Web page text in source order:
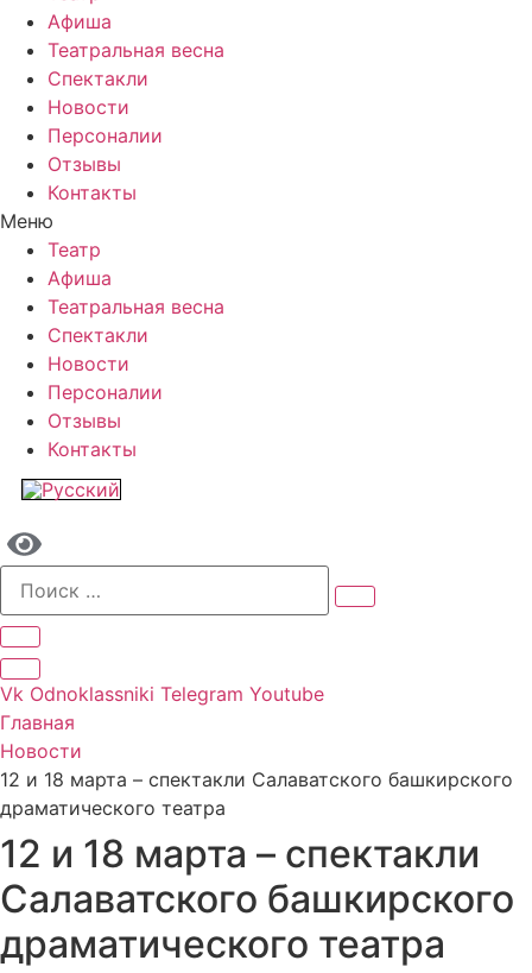
Афиша
Театральная весна
Спектакли
Новости
Персоналии
Отзывы
Контакты
Меню
Театр
Афиша
Театральная весна
Спектакли
Новости
Персоналии
Отзывы
Контакты
Vk Odnoklassniki Telegram Youtube
Главная
Новости
12 и 18 марта – спектакли Салаватского башкирского
драматического театра
12 и 18 марта – спектакли
Салаватского башкирского
драматического театра